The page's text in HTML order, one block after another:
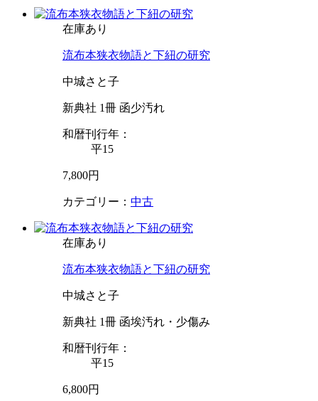
在庫あり
流布本狭衣物語と下紐の研究
中城さと子
新典社 1冊 函少汚れ
和暦刊行年：
平15
7,800円
カテゴリー： 中古
在庫あり
流布本狭衣物語と下紐の研究
中城さと子
新典社 1冊 函埃汚れ・少傷み
和暦刊行年：
平15
6,800円